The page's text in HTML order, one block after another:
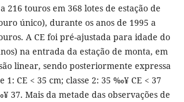
216 touros em 368 lotes de estação de
único), durante os anos de 1995 a
A CE foi pré-ajustada para idade do
na entrada da estação de monta, em
linear, sendo posteriormente expressa
1: CE < 35 cm; classe 2: 35 ‰¥ CE < 37
37. Mais da metade das observações de